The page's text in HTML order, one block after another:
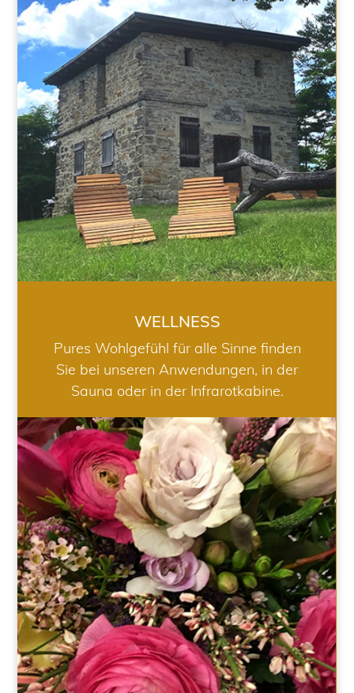
WELLNESS
WELLNESS
Pures Wohlgefühl für alle Sinne finden
Sie bei unseren Anwendungen, in der
Sauna oder in der Infrarotkabine.
HOCHZEIT